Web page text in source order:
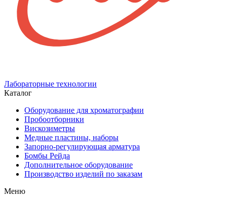
Лабораторные технологии
Каталог
Оборудование для хроматографии
Пробоотборники
Вискозиметры
Медные пластины, наборы
Запорно-регулирующая арматура
Бомбы Рейда
Дополнительное оборудование
Производство изделий по заказам
Меню